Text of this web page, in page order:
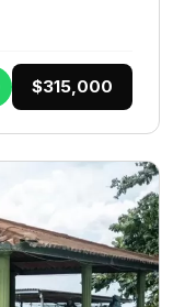
$315,000